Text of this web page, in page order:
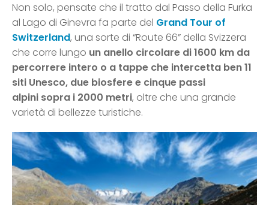
Non solo, pensate che il tratto dal Passo della Furka
al Lago di Ginevra fa parte del Grand Tour of
Switzerland, una sorte di “Route 66” della Svizzera
che corre lungo un anello circolare di 1600 km da
percorrere intero o a tappe che intercetta ben 11
siti Unesco, due biosfere e cinque passi
alpini sopra i 2000 metri, oltre che una grande
varietà di bellezze turistiche.